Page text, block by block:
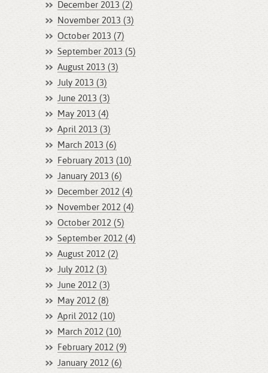
December 2013 (2)
November 2013 (3)
October 2013 (7)
September 2013 (5)
August 2013 (3)
July 2013 (3)
June 2013 (3)
May 2013 (4)
April 2013 (3)
March 2013 (6)
February 2013 (10)
January 2013 (6)
December 2012 (4)
November 2012 (4)
October 2012 (5)
September 2012 (4)
August 2012 (2)
July 2012 (3)
June 2012 (3)
May 2012 (8)
April 2012 (10)
March 2012 (10)
February 2012 (9)
January 2012 (6)